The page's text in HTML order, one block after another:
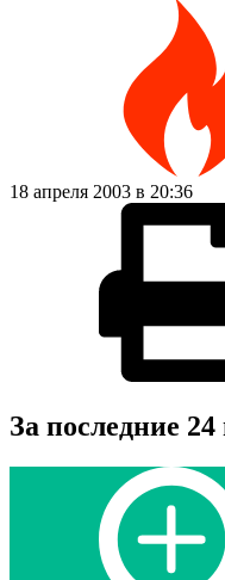
18 апреля 2003 в 20:36
За последние